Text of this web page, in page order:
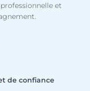
et
de confiance